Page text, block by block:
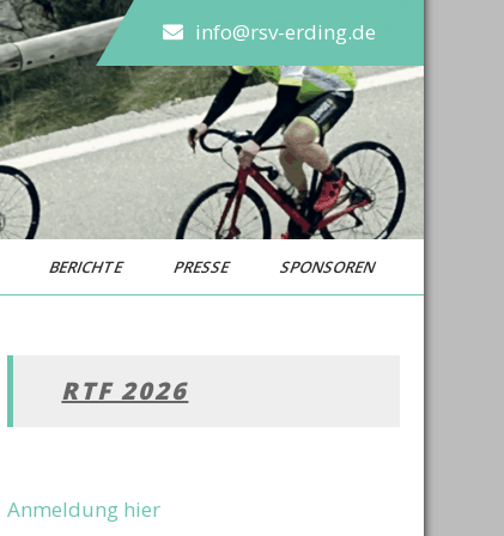
info@rsv-erding.de
BERICHTE PRESSE SPONSOREN
RTF 2026
Anmeldung hier